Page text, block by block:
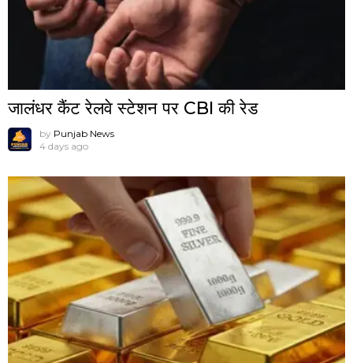
जालंधर कैंट रेलवे स्टेशन पर CBI की रेड
by Punjab News
4 days ago